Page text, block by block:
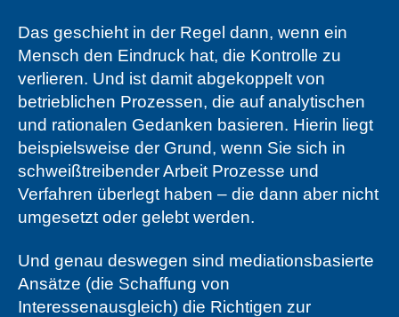
Das geschieht in der Regel dann, wenn ein
Mensch den Eindruck hat, die Kontrolle zu
verlieren. Und ist damit abgekoppelt von
betrieblichen Prozessen, die auf analytischen
und rationalen Gedanken basieren. Hierin liegt
beispielsweise der Grund, wenn Sie sich in
schweißtreibender Arbeit Prozesse und
Verfahren überlegt haben – die dann aber nicht
umgesetzt oder gelebt werden.
Und genau deswegen sind mediationsbasierte
Ansätze (die Schaffung von
Interessenausgleich) die Richtigen zur